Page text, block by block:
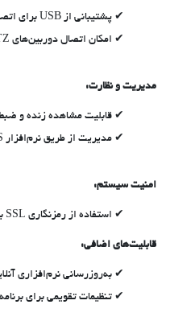
پشتیبانی از USB برای اتصال موس، کیبورد و دیگر دستگاه‌های جانبی.
امکان اتصال دوربین‌های PTZ و تجهیزات امنیتی اضافی.
مدیریت و نظارت:
قابلیت مشاهده زنده و
مدیریت از طریق نرم‌افزار Dahua Smart PSS و اپلیکیشن موبایل DMSS.
امنیت سیستم:
استفاده از رمزنگاری SSL برای حفاظت از داده‌ها و مدیریت کاربران با سطوح دسترسی مختلف.
قابلیت‌های اضافی:
به‌روزرسانی نرم‌افزاری
تنظیمات تقویمی برای